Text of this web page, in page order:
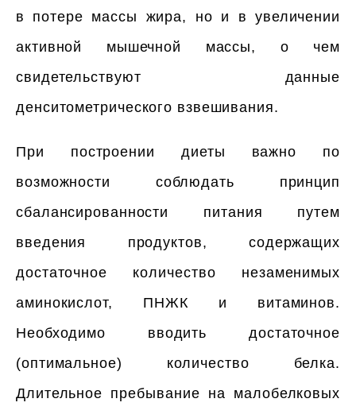
в потере массы жира, но и в увеличении
активной мышечной массы, о чем
свидетельствуют данные
денситометрического взвешивания.
При построении диеты важно по
возможности соблюдать принцип
сбалансированности питания путем
введения продуктов, содержащих
достаточное количество незаменимых
аминокислот, ПНЖК и витаминов.
Необходимо вводить достаточное
(оптимальное) количество белка.
Длительное пребывание на малобелковых